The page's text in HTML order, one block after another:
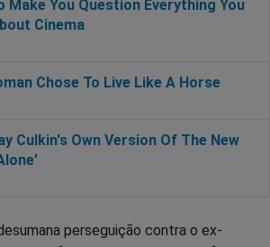
perseguição contra o ex-